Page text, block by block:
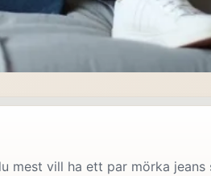
mest vill ha ett par mörka